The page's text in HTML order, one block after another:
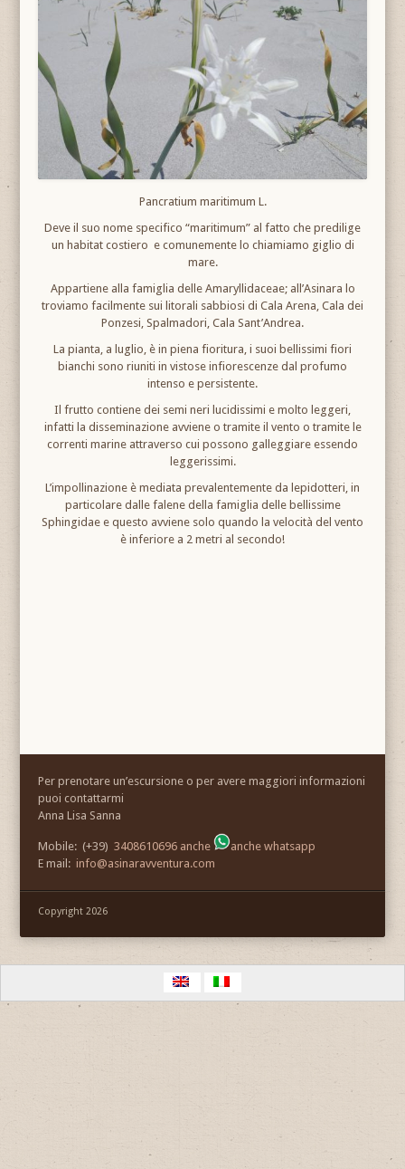
Pancratium maritimum L.
Deve il suo nome specifico “maritimum” al fatto che predilige
un habitat costiero e comunemente lo chiamiamo giglio di
mare.
Appartiene alla famiglia delle Amaryllidaceae; all’Asinara lo
troviamo facilmente sui litorali sabbiosi di Cala Arena, Cala dei
Ponzesi, Spalmadori, Cala Sant’Andrea.
La pianta, a luglio, è in piena fioritura, i suoi bellissimi fiori
bianchi sono riuniti in vistose infiorescenze dal profumo
intenso e persistente.
Il frutto contiene dei semi neri lucidissimi e molto leggeri,
infatti la disseminazione avviene o tramite il vento o tramite le
correnti marine attraverso cui possono galleggiare essendo
leggerissimi.
L’impollinazione è mediata prevalentemente da lepidotteri, in
particolare dalle falene della famiglia delle bellissime
Sphingidae e questo avviene solo quando la velocità del vento
è inferiore a 2 metri al secondo!
Per prenotare un’escursione o per avere maggiori informazioni
puoi contattarmi
Anna Lisa Sanna
Mobile: (+39)3408610696 anche
anche whatsapp
E mail:info@asinaravventura.com
Copyright 2026